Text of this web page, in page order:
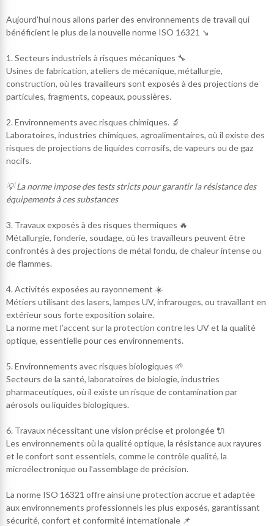
Aujourd'hui nous allons parler des environnements de travail qui
bénéficient le plus de la nouvelle norme ISO 16321 ↘️
1. Secteurs industriels à risques mécaniques 🔧
Usines de fabrication, ateliers de mécanique, métallurgie,
construction, où les travailleurs sont exposés à des projections de
particules, fragments, copeaux, poussières.
2. Environnements avec risques chimiques. 🔬
Laboratoires, industries chimiques, agroalimentaires, où il existe des
risques de projections de liquides corrosifs, de vapeurs ou de gaz
nocifs.
💡 La norme impose des tests stricts pour garantir la résistance des
équipements à ces substances
3. Travaux exposés à des risques thermiques 🔥
Métallurgie, fonderie, soudage, où les travailleurs peuvent être
confrontés à des projections de métal fondu, de chaleur intense ou
de flammes.
4. Activités exposées au rayonnement ☀️
Métiers utilisant des lasers, lampes UV, infrarouges, ou travaillant en
extérieur sous forte exposition solaire.
La norme met l’accent sur la protection contre les UV et la qualité
optique, essentielle pour ces environnements.
5. Environnements avec risques biologiques 🌱
Secteurs de la santé, laboratoires de biologie, industries
pharmaceutiques, où il existe un risque de contamination par
aérosols ou liquides biologiques.
6. Travaux nécessitant une vision précise et prolongée 🔌
Les environnements où la qualité optique, la résistance aux rayures
et le confort sont essentiels, comme le contrôle qualité, la
microélectronique ou l’assemblage de précision.
La norme ISO 16321 offre ainsi une protection accrue et adaptée
aux environnements professionnels les plus exposés, garantissant
sécurité, confort et conformité internationale 📌